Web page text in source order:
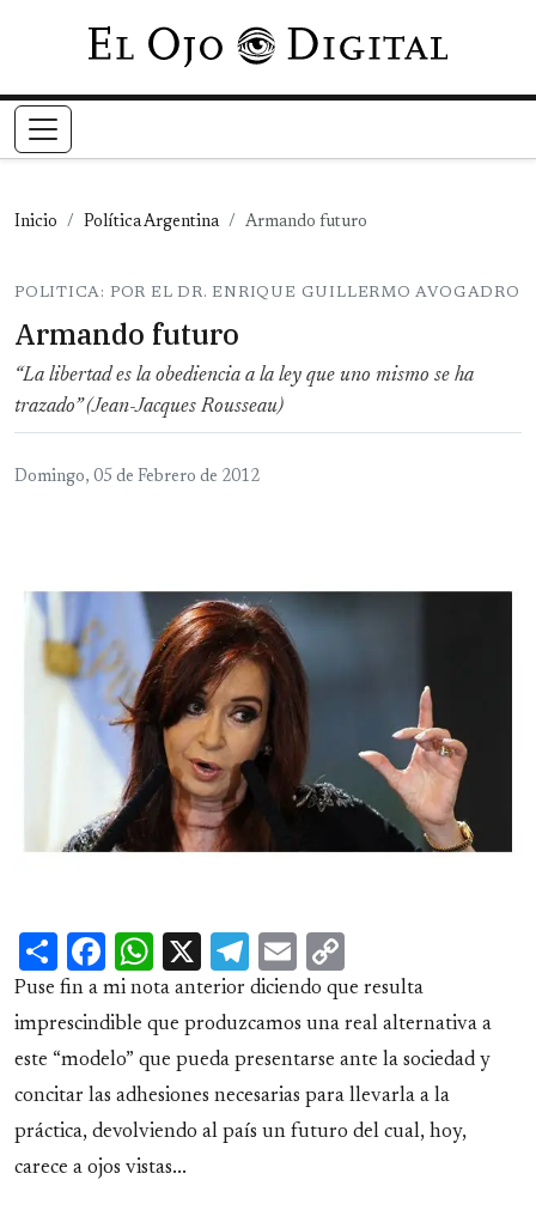
Pasar al contenido principal
Inicio Política Argentina Armando futuro
POLITICA: POR EL DR. ENRIQUE GUILLERMO AVOGADRO
Armando futuro
“La libertad es la obediencia a la ley que uno mismo se ha
trazado” (Jean-Jacques Rousseau)
Domingo, 05 de Febrero de 2012
ShareFacebook
WhatsApp
X Telegram
Email
Link
Puse fin a mi nota anterior diciendo que resulta
imprescindible que produzcamos una real alternativa a
este “modelo” que pueda presentarse ante la sociedad y
concitar las adhesiones necesarias para llevarla a la
práctica, devolviendo al país un futuro del cual, hoy,
carece a ojos vistas...